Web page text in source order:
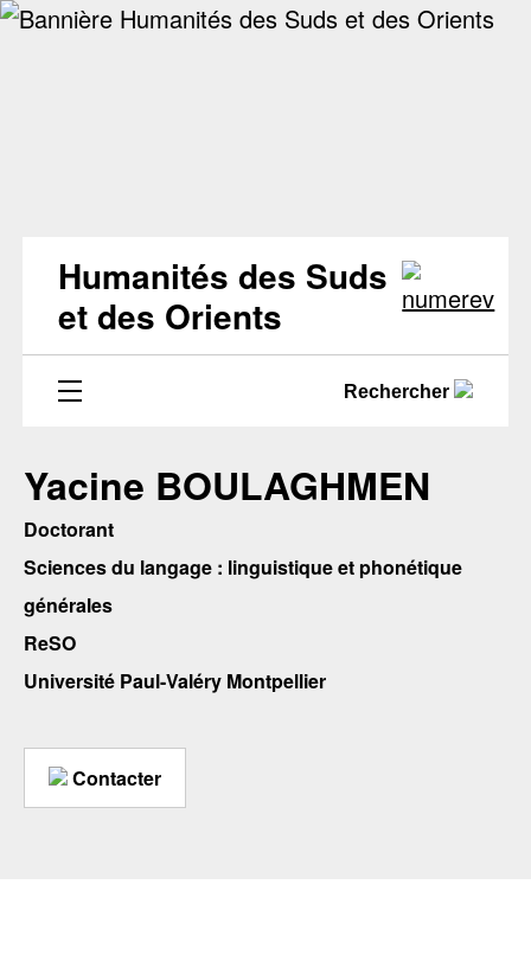
Humanités des Suds
et des Orients
Rechercher
Yacine BOULAGHMEN
Doctorant
Sciences du langage : linguistique et phonétique
générales
ReSO
Université Paul-Valéry Montpellier
Contacter